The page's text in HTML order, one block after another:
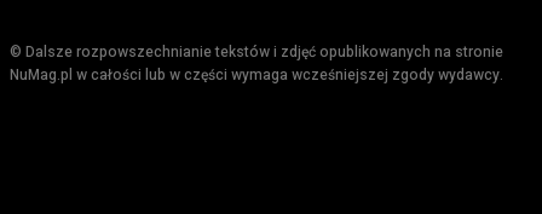
© Dalsze rozpowszechnianie tekstów i zdjęć opublikowanych na stronie
NuMag.pl w całości lub w części wymaga wcześniejszej zgody wydawcy.